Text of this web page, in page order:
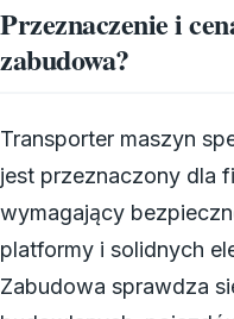
Przeznaczenie i
zabudowa?
Transporter maszyn
jest przeznaczony dla
wymagający
platformy i solidnych
Zabudowa sprawdza